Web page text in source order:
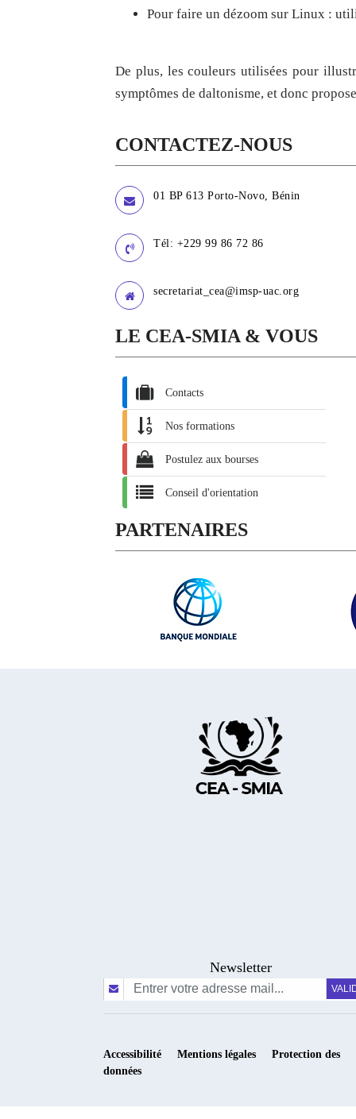
Pour faire un dézoom sur Linux :
De plus, les couleurs utilisées pour
symptômes de daltonisme, et donc
CONTACTEZ-NOUS
01 BP 613 Porto-Novo, Bénin
Tél: +229 99 86 72 86
secretariat_cea@imsp-uac.org
LE CEA-SMIA & VOUS
Contacts
Nos formations
Postulez aux bourses
Conseil d'orientation
PARTENAIRES
Newsletter
Accessibilité Mentions légales
Protection des
données